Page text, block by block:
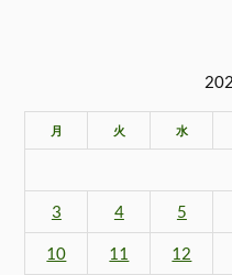
月 火 水
3 4 5
10 11 12